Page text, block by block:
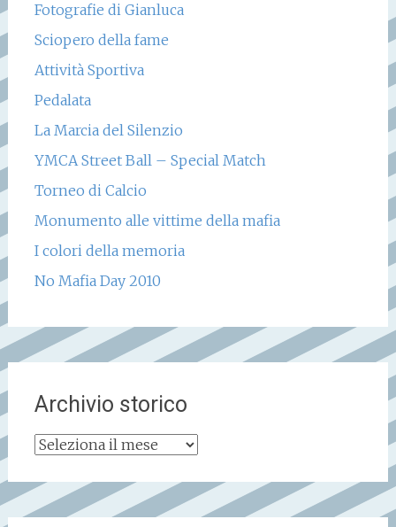
Fotografie di Gianluca
Sciopero della fame
Attività Sportiva
Pedalata
La Marcia del Silenzio
YMCA Street Ball – Special Match
Torneo di Calcio
Monumento alle vittime della mafia
I colori della memoria
No Mafia Day 2010
Archivio storico
Archivio